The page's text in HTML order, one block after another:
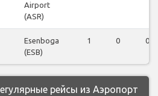
Airport
(ASR)
Esenboga
(ESB)
1 0 0
рейсы из Аэропорт